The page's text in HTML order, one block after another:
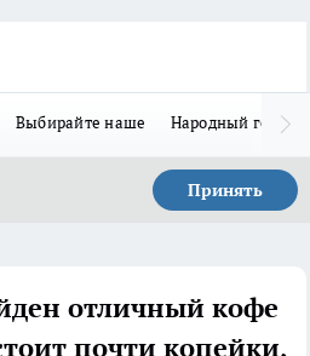
Выбирайте наше Народный герой-
Принять
отличный кофе
почти копейки,